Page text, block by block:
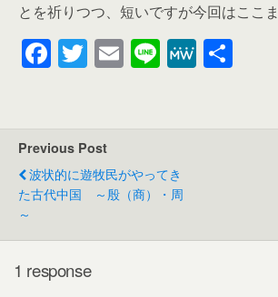
とを祈りつつ、短いですが今回はここ
F
a
e
b
o
T
wi
er
E
m
Li
n
M
e
Previous Post
波状的に遊牧民がやってき
た古代中国 ～殷（商）・周
～
1 response